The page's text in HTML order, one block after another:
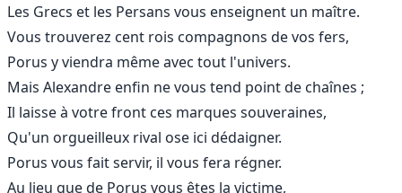
Les Grecs et les Persans vous enseignent un maître.
Vous trouverez cent rois compagnons de vos fers,
Porus y viendra même avec tout l'univers.
Mais Alexandre enfin ne vous tend point de chaînes ;
Il laisse à votre front ces marques souveraines,
Qu'un orgueilleux rival ose ici dédaigner.
Porus vous fait servir, il vous fera régner.
Au lieu que de Porus vous êtes la victime,